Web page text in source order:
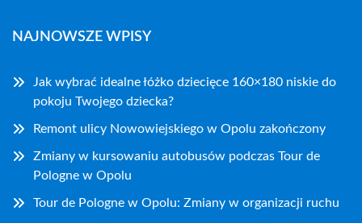
NAJNOWSZE WPISY
Jak wybrać idealne łóżko dziecięce 160×180 niskie do
pokoju Twojego dziecka?
Remont ulicy Nowowiejskiego w Opolu zakończony
Zmiany w kursowaniu autobusów podczas Tour de
Pologne w Opolu
Tour de Pologne w Opolu: Zmiany w organizacji ruchu